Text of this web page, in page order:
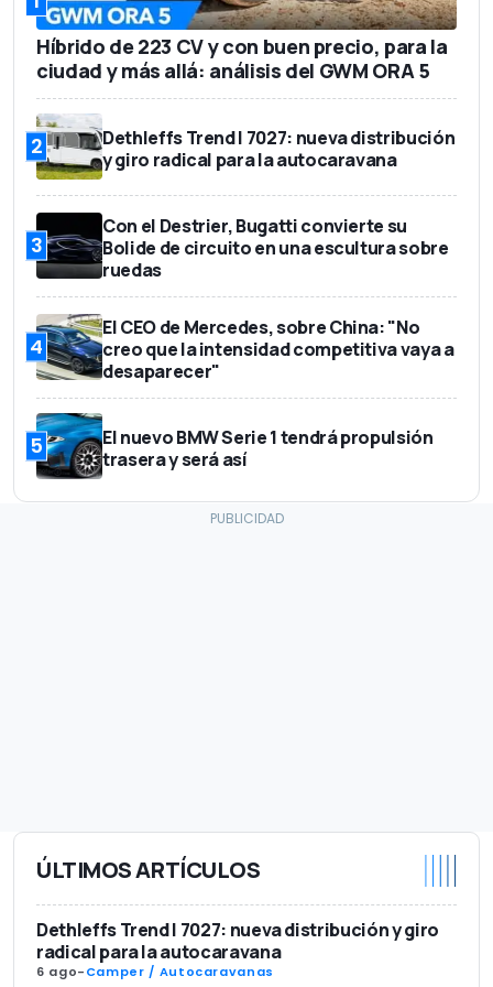
Híbrido de 223 CV y con buen precio, para la
ciudad y más allá: análisis del GWM ORA 5
2
Dethleffs Trend I 7027: nueva distribución
y giro radical para la autocaravana
3
Con el Destrier, Bugatti convierte su
Bolide de circuito en una escultura sobre
ruedas
4
El CEO de Mercedes, sobre China: "No
creo que la intensidad competitiva vaya a
desaparecer"
5
El nuevo BMW Serie 1 tendrá propulsión
trasera y será así
ÚLTIMOS ARTÍCULOS
Dethleffs Trend I 7027: nueva distribución y giro
radical para la autocaravana
6 ago-Camper / Autocaravanas